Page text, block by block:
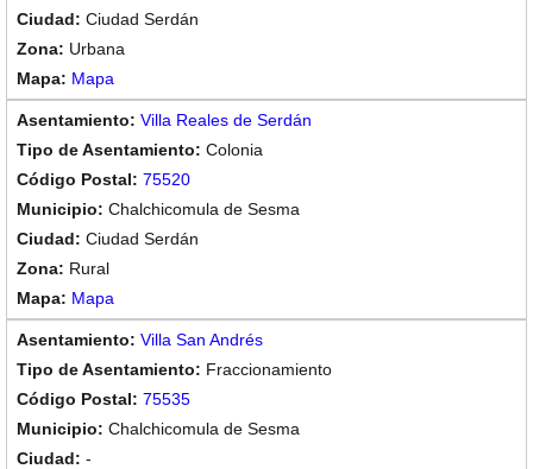
Ciudad Serdán
Urbana
Mapa
Villa Reales de Serdán
Colonia
75520
Chalchicomula de Sesma
Ciudad Serdán
Rural
Mapa
Villa San Andrés
Fraccionamiento
75535
Chalchicomula de Sesma
-